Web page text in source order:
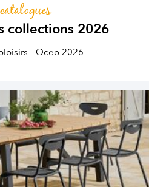
collections 2026
- Oceo 2026